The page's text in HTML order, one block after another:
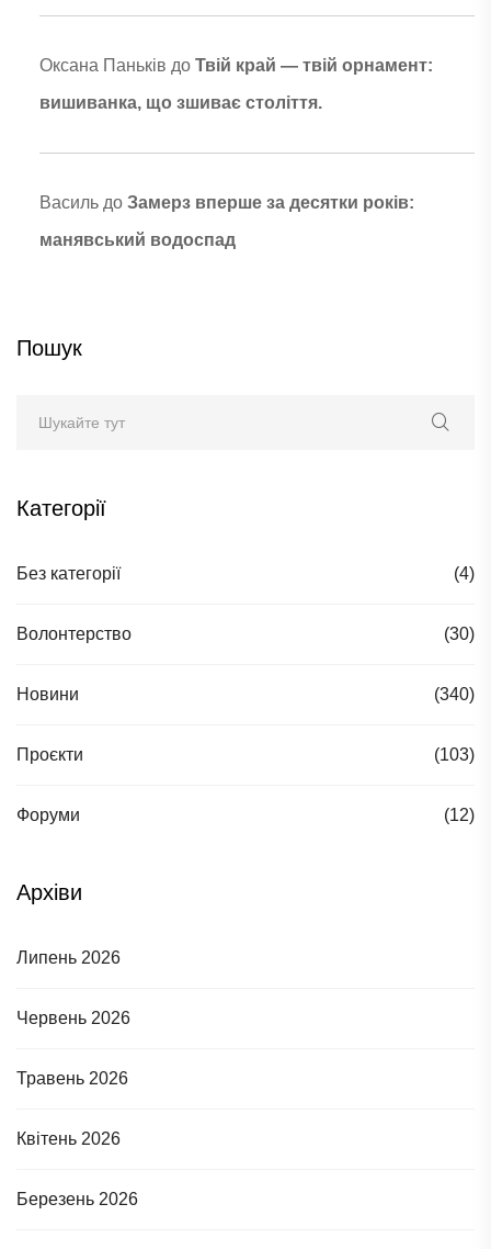
Оксана Паньків до Твій край — твій орнамент:
вишиванка, що зшиває століття.
Васильдо Замерз вперше за десятки років:
манявський водоспад
Пошук
Категорії
Без категорії (4)
Волонтерство (30)
Новини (340)
Проєкти (103)
Форуми (12)
Архіви
Липень 2026
Червень 2026
Травень 2026
Квітень 2026
Березень 2026